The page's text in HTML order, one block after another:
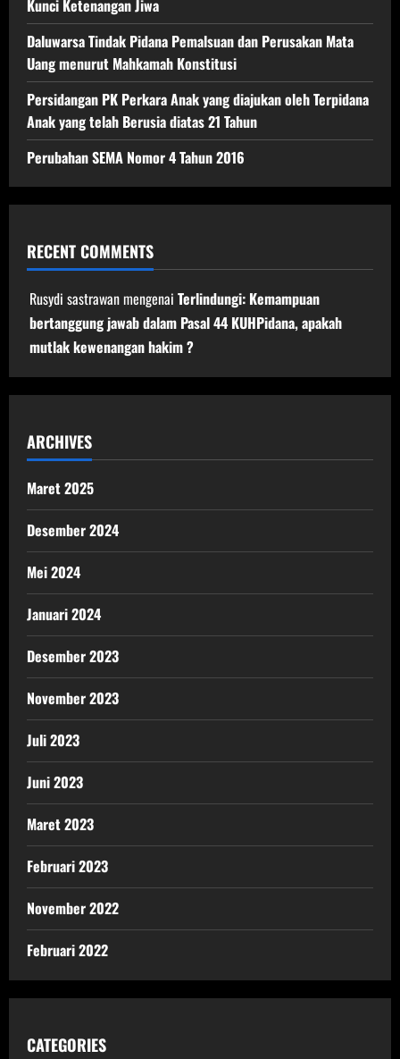
Kunci Ketenangan Jiwa
Daluwarsa Tindak Pidana Pemalsuan dan Perusakan Mata
Uang menurut Mahkamah Konstitusi
Persidangan PK Perkara Anak yang diajukan oleh Terpidana
Anak yang telah Berusia diatas 21 Tahun
Perubahan SEMA Nomor 4 Tahun 2016
RECENT COMMENTS
Rusydi sastrawanmengenai Terlindungi: Kemampuan
bertanggung jawab dalam Pasal 44 KUHPidana, apakah
mutlak kewenangan hakim ?
ARCHIVES
Maret 2025
Desember 2024
Mei 2024
Januari 2024
Desember 2023
November 2023
Juli 2023
Juni 2023
Maret 2023
Februari 2023
November 2022
Februari 2022
CATEGORIES